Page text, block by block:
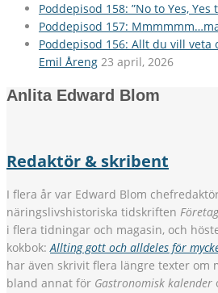
Poddepisod 158: ”No to Yes, Yes
Poddepisod 157:
Poddepisod 156: Allt du vill veta
Emil Åreng 23 april, 2026
Anlita Edward Blom
Redaktör & skribent
I flera år var Edward Blom
näringslivshistoriska tidskriften
i flera tidningar och magasin, och
kokbok:Allting gott och alldeles för
har även skrivit flera längre texter om
bland annat för Gastronomisk kalender